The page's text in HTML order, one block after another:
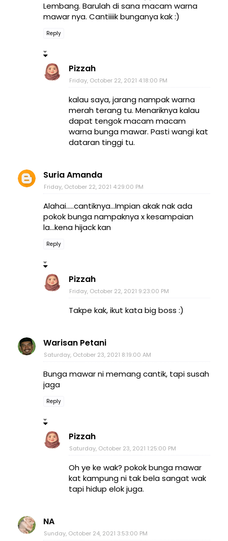
Lembang. Barulah di sana macam warna
mawar nya. Cantiiiik bunganya kak :)
Reply
Pizzah
Friday, October 22, 2021 4:18:00 PM
kalau saya, jarang nampak warna
merah terang tu. Menariknya kalau
dapat tengok macam macam
warna bunga mawar. Pasti wangi kat
dataran tinggi tu.
Suria Amanda
Friday, October 22, 2021 4:29:00 PM
Alahai.....cantiknya...Impian akak nak ada
pokok bunga nampaknya x kesampaian
la...kena hijack kan
Reply
Pizzah
Friday, October 22, 2021 9:23:00 PM
Takpe kak, ikut kata big boss :)
Warisan Petani
Saturday, October 23, 2021 8:19:00 AM
Bunga mawar ni memang cantik, tapi susah
jaga
Reply
Pizzah
Saturday, October 23, 2021 1:25:00 PM
Oh ye ke wak? pokok bunga mawar
kat kampung ni tak bela sangat wak
tapi hidup elok juga.
NA
Sunday, October 24, 2021 3:53:00 PM